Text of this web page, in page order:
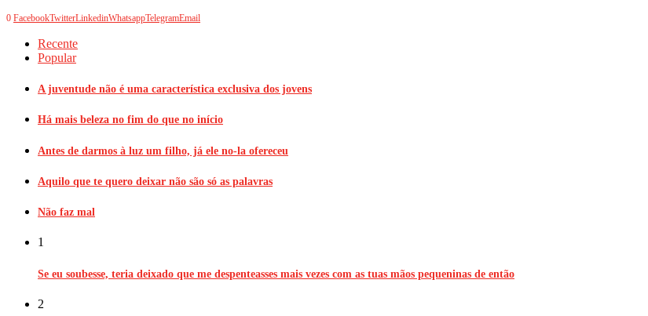
0 FacebookTwitterLinkedinWhatsappTelegramEmail
Recente
Popular
A juventude não é uma característica exclusiva dos jovens
Há mais beleza no fim do que no início
Antes de darmos à luz um filho, já ele no-la ofereceu
Aquilo que te quero deixar não são só as palavras
Não faz mal
1
Se eu soubesse, teria deixado que me despenteasses mais vezes com as tuas mãos pequeninas de então
2